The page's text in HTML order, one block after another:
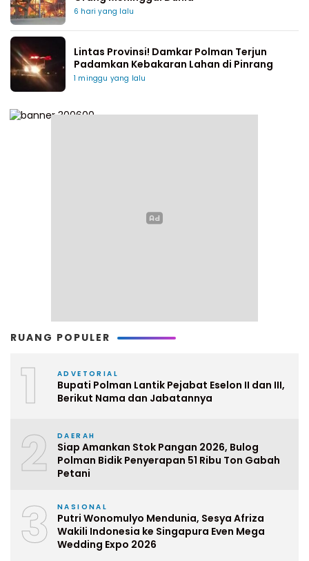
6 hari yang lalu
Lintas Provinsi! Damkar Polman Terjun
Padamkan Kebakaran Lahan di Pinrang
1 minggu yang lalu
RUANG POPULER
1 ADVETORIAL
Bupati Polman Lantik Pejabat Eselon II dan III,
Berikut Nama dan Jabatannya
2 DAERAH
Siap Amankan Stok Pangan 2026, Bulog
Polman Bidik Penyerapan 51 Ribu Ton Gabah
Petani
3 NASIONAL
Putri Wonomulyo Mendunia, Sesya Afriza
Wakili Indonesia ke Singapura Even Mega
Wedding Expo 2026